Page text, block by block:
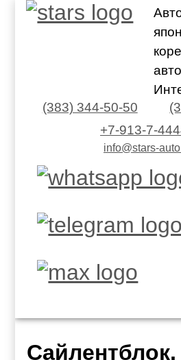
(383) 344-50-50
+7-913-7-
info@stars-